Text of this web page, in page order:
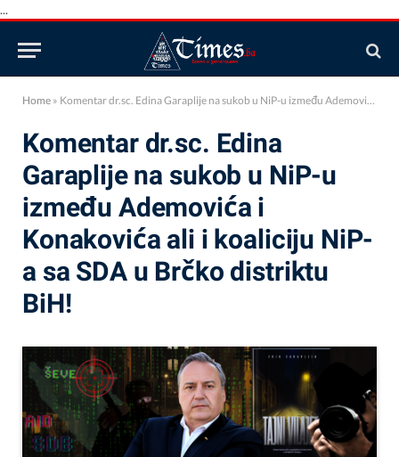
...
Home » Komentar dr.sc. Edina Garaplije na sukob u NiP-u između Ademovića i Konakovića ali i koaliciju NiP-a sa SDA u Brčko distriktu BiH!
Komentar dr.sc. Edina
Garaplije na sukob u NiP-u
između Ademovića i
Konakovića ali i koaliciju NiP-
a sa SDA u Brčko distriktu
BiH!